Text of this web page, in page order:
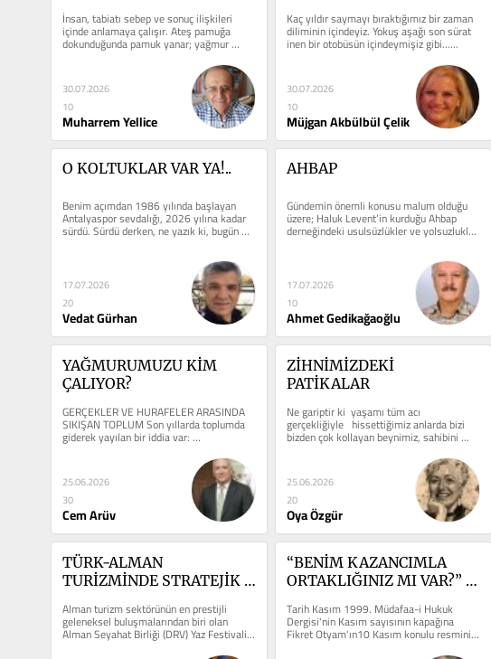
İnsan, tabiatı sebep ve sonuç ilişkileri
içinde anlamaya çalışır. Ateş pamuğa
dokunduğunda pamuk yanar; yağmur
yağdığında toprak...
30.07.2026
10
Muharrem Yellice
Kaç yıldır saymayı bıraktığımız bir zaman
diliminin içindeyiz. Yokuş aşağı son sürat
inen bir otobüsün içindeymişiz gibi......
30.07.2026
10
Müjgan Akbülbül Çelik
O KOLTUKLAR VAR YA!..
Benim açımdan 1986 yılında başlayan
Antalyaspor sevdalığı, 2026 yılına kadar
sürdü. Sürdü derken, ne yazık ki, bugün
17.07.2026
20
Vedat Gürhan
AHBAP
Gündemin önemli konusu malum olduğu
üzere; Haluk Levent’in kurduğu Ahbap
derneğindeki usulsüzlükler ve yolsuzluklar
olmuştur. Bu dernek...
17.07.2026
10
Ahmet Gedikağaoğlu
YAĞMURUMUZU KİM
ÇALIYOR?
GERÇEKLER VE HURAFELER ARASINDA
SIKIŞAN TOPLUM Son yıllarda toplumda
giderek yayılan bir iddia var:
“Yağmurlarımız çalınıyor.” Kimi bunu...
25.06.2026
30
Cem Arüv
ZİHNİMİZDEKİ
PATİKALAR
Ne gariptir ki  yaşamı tüm acı
gerçekliğiyle   hissettiğimiz anlarda bizi
bizden çok kollayan beynimiz, sahibini
dayanılmaz hislere sebep...
25.06.2026
20
Oya Özgür
TÜRK-ALMAN
TURİZMİNDE STRATEJİK
Alman turizm sektörünün en prestijli
geleneksel buluşmalarından biri olan
Alman Seyahat Birliği (DRV) Yaz Festivali
(Sommerfest), bu yıl...
“BENİM KAZANCIMLA
ORTAKLIĞINIZ MI VAR?” /
Tarih Kasım 1999. Müdafaa-i Hukuk
Dergisi'nin Kasım sayısının kapağına
Fikret Otyam'ın10 Kasım konulu resmini
koyuyoruz.. Birkaç...